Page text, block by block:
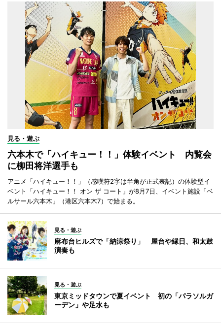
見る・遊ぶ
六本木で「ハイキュー！！」体験イベント 内覧会
に柳田将洋選手も
アニメ「ハイキュー！！」（感嘆符2字は半角が正式表記）の体験型イ
ベント「ハイキュー！！ オン ザ コート」が8月7日、イベント施設「ベ
ルサール六本木」（港区六本木7）で始まる。
見る・遊ぶ
麻布台ヒルズで「納涼祭り」 屋台や縁日、和太鼓
演奏も
見る・遊ぶ
東京ミッドタウンで夏イベント 初の「パラソルガ
ーデン」や足水も